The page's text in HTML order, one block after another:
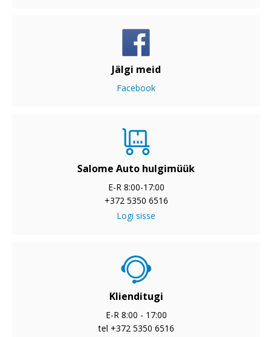
Jälgi meid
Facebook
Salome Auto hulgimüük
E-R 8:00-17:00
+372 5350 6516
Logi sisse
Klienditugi
E-R 8:00 - 17:00
tel +372 5350 6516